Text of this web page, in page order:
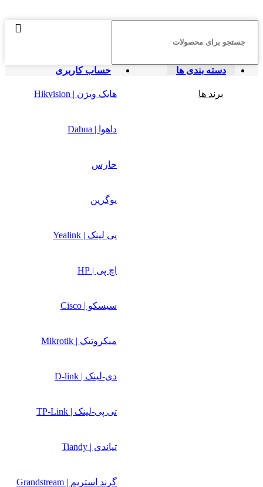
حساب کاربری دسته بندی ها
برند ها هایک ویژن | Hikvision
داهوا | Dahua
حارس
یوگرین
یی لینک | Yealink
اچ پی | HP
سیسکو | Cisco
میکروتیک | Mikrotik
دی-لینک | D-link
تی پی-لینک | TP-Link
تیاندی | Tiandy
گرند استریم | Grandstream